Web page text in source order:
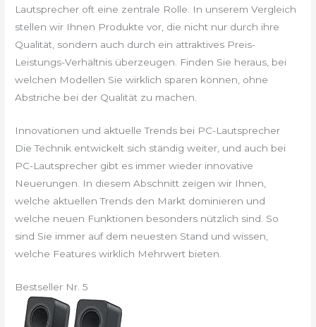
Lautsprecher oft eine zentrale Rolle. In unserem Vergleich
stellen wir Ihnen Produkte vor, die nicht nur durch ihre
Qualität, sondern auch durch ein attraktives Preis-
Leistungs-Verhältnis überzeugen. Finden Sie heraus, bei
welchen Modellen Sie wirklich sparen können, ohne
Abstriche bei der Qualität zu machen.
Innovationen und aktuelle Trends bei PC-Lautsprecher
Die Technik entwickelt sich ständig weiter, und auch bei
PC-Lautsprecher gibt es immer wieder innovative
Neuerungen. In diesem Abschnitt zeigen wir Ihnen,
welche aktuellen Trends den Markt dominieren und
welche neuen Funktionen besonders nützlich sind. So
sind Sie immer auf dem neuesten Stand und wissen,
welche Features wirklich Mehrwert bieten.
Bestseller Nr. 5